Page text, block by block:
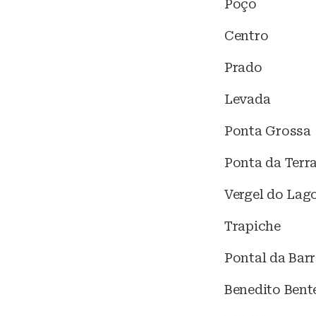
Poço
Centro
Prado
Levada
Ponta Grossa
Ponta da Terra
Vergel do
Trapiche
Pontal da
Benedito